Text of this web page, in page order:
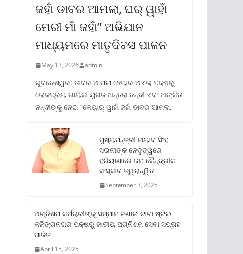
ଜହାଁ ଡାବର ଆମଲା, ଘର୍ ୱାହାଁ
ମେରୀ ମାଁ ଜହାଁ” ଅଭିଯାନ
ମାଧ୍ୟମରେ ମାତୃଦିବସ ପାଳନ
May 13, 2026 admin
ଭୁବନେଶ୍ୱର: ଡାବର ଆମଲା ହେୟାର ଅଏଲ୍ ପକ୍ଷରୁ
ଲୋକପ୍ରିୟ ଗାୟିକା ଯୁଗଳ ଅନ୍ତରା ନନ୍ଦୀ ଏବଂ ଅଙ୍କିତା
ନନ୍ଦୀଙ୍କୁ ନେଇ “କେୟାର୍ ୱାହାଁ ଜହାଁ ଡାବର ଆମଲା,
ମୁଖ୍ୟମନ୍ତ୍ରୀ ନାୟାବ ସିଂହ
ସଇନୀଙ୍କ ନେତୃତ୍ୱରେ
ହରିୟାଣାରେ ଜନ କୈନ୍ଦ୍ରୀକ
ସଂସ୍କାର ତ୍ୱରାନ୍ୱିତ
September 3, 2025
ଅଗ୍ନିଶମ କର୍ମଚାରୀଙ୍କୁ ସମ୍ମାନ ଜଣାଇ ଟାଟା ଷ୍ଟିଲ
କଳିଙ୍ଗନଗର ପକ୍ଷରୁ ଜାତୀୟ ଅଗ୍ନିଶମ ସେବା ସପ୍ତାହ
ପାଳିତ
April 15, 2025